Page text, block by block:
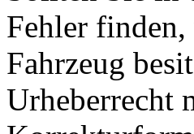
Fehler
Fahrzeug
Urheberrecht